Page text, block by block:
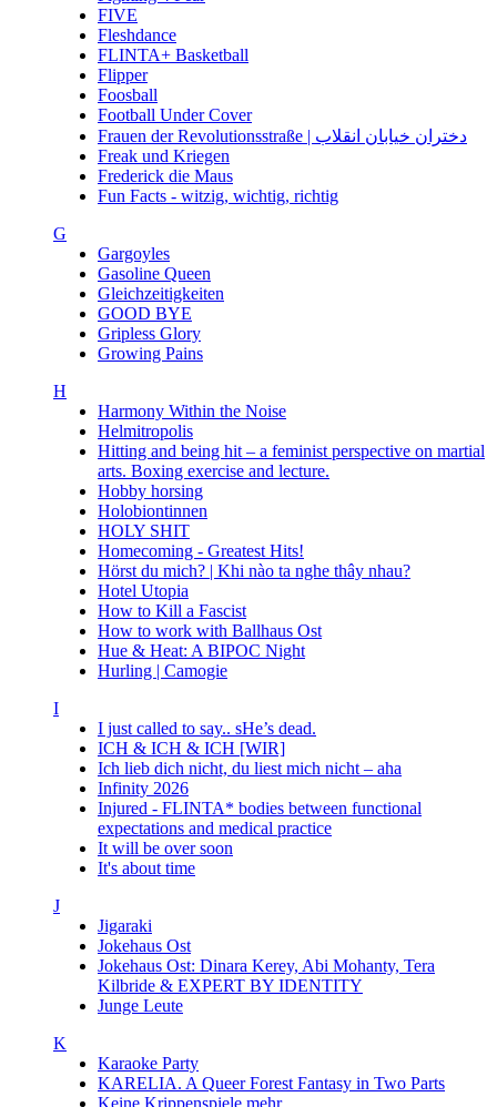
FIVE
Fleshdance
FLINTA+ Basketball
Flipper
Foosball
Football Under Cover
Frauen der Revolutionsstraße | دختران خیابان انقلاب
Freak und Kriegen
Frederick die Maus
Fun Facts - witzig, wichtig, richtig
G
Gargoyles
Gasoline Queen
Gleichzeitigkeiten
GOOD BYE
Gripless Glory
Growing Pains
H
Harmony Within the Noise
Helmitropolis
Hitting and being hit – a feminist perspective on martial
arts. Boxing exercise and lecture.
Hobby horsing
Holobiontinnen
HOLY SHIT
Homecoming - Greatest Hits!
Hörst du mich? | Khi nào ta nghe thây nhau?
Hotel Utopia
How to Kill a Fascist
How to work with Ballhaus Ost
Hue & Heat: A BIPOC Night
Hurling | Camogie
I
I just called to say.. sHe’s dead.
ICH & ICH & ICH [WIR]
Ich lieb dich nicht, du liest mich nicht – aha
Infinity 2026
Injured - FLINTA* bodies between functional
expectations and medical practice
It will be over soon
It's about time
J
Jigaraki
Jokehaus Ost
Jokehaus Ost: Dinara Kerey, Abi Mohanty, Tera
Kilbride & EXPERT BY IDENTITY
Junge Leute
K
Karaoke Party
KARELIA. A Queer Forest Fantasy in Two Parts
Keine Krippenspiele mehr